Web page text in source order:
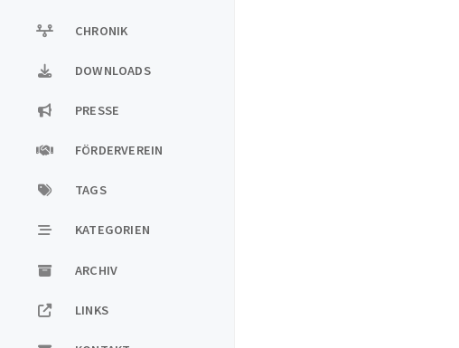
CHRONIK
DOWNLOADS
PRESSE
FÖRDERVEREIN
TAGS
KATEGORIEN
ARCHIV
LINKS